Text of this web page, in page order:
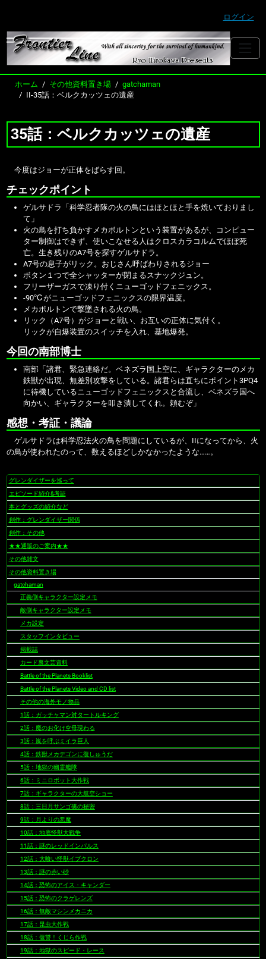
ログイン
ホーム その他資料置き場
gatchaman
II-35話：ベルクカッツェの遺産
35話：ベルクカッツェの遺産
今度はジョーが正体をばらす回。
チェックポイント
ゲルサドラ「科学忍者隊の火の鳥にはほとほと手を焼いておりまし
て」
火の鳥を打ち負かすメカボルトンという装置があるが、コンピュー
ター制御はできず、使いこなせる人はクロスカラコルムでほぼ死
亡。生き残りのA7号を探すゲルサドラ。
A7号の息子がリック。おじさん呼ばわりされるジョー
ボタン１つで全シャッターが閉まるスナックジュン。
フリーザーガスで凍り付くニューゴッドフェニックス。
-90℃がニューゴッドフェニックスの限界温度。
メカボルトンで撃墜される火の鳥。
リック（A7号）がジョーと戦い、お互いの正体に気付く。
リックが自爆装置のスイッチを入れ、基地爆発。
今回の南部博士
南部「諸君、緊急連絡だ。ベネズラ国上空に、ギャラクターのメカ
鉄獣が出現、無差別攻撃をしている。諸君らは直ちにポイント3PQ4
に待機しているニューゴッドフェニックスと合流し、ベネズラ国へ
向かい、ギャラクターを叩き潰してくれ。頼むぞ」
感想・考証・議論
ゲルサドラは科学忍法火の鳥を問題にしているが、IIになってから、火
の鳥が使われたのって、数えるほどしかなかったような……。
ナ
ビ
ゲ
ー
シ
ョ
ン
グレンダイザーを巡って
エピソード紹介&考証
本とグッズの紹介など
創作：グレンダイザー関係
創作：その他
★★通販のご案内★★
その他雑文
その他資料置き場
gatchaman
正義側キャラクター設定メモ
敵側キャラクター設定メモ
メカ設定
スタッフインタビュー
掲載誌
カード裏文芸資料
Battle of the Planets Booklist
Battle of the Planets Video and CD list
その他の海外モノ物品
1話：ガッチャマン対タートルキング
2話：魔のお化け空母現わる
3話：嵐を呼ぶミイラ巨人
4話：鉄獣メカデゴンに復しゅうだ
5話：地獄の幽霊艦隊
6話：ミニロボット大作戦
7話：ギャラクターの大航空ショー
8話：三日月サンゴ礁の秘密
9話：月よりの悪魔
10話：地底怪獣大戦争
11話：謎のレッドインパルス
12話：大喰い怪獣イブクロン
13話：謎の赤い砂
14話：恐怖のアイス・キャンダー
15話：恐怖のクラゲレンズ
16話：無敵マシンメカニカ
17話：昆虫大作戦
18話：復讐！くじら作戦
19話：地獄のスピード・レース